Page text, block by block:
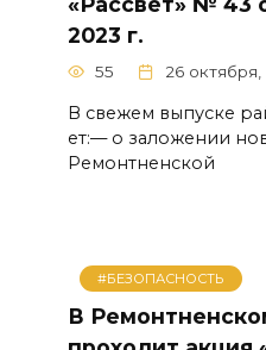
2023 г.
55 26 октября,
В свежем выпуске
ет:— о заложении
Ремонтненской
#БЕЗОПАСНОСТЬ
В